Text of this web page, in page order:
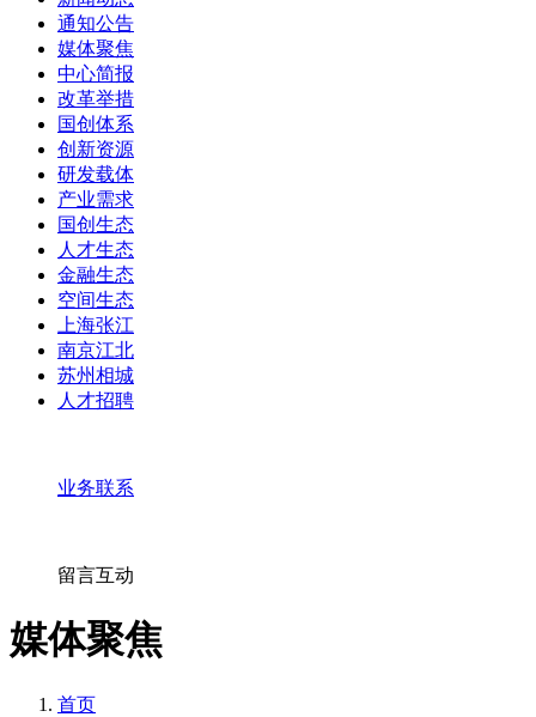
通知公告
媒体聚焦
中心简报
改革举措
国创体系
创新资源
研发载体
产业需求
国创生态
人才生态
金融生态
空间生态
上海张江
南京江北
苏州相城
人才招聘
业务联系
留言互动
媒体聚焦
首页